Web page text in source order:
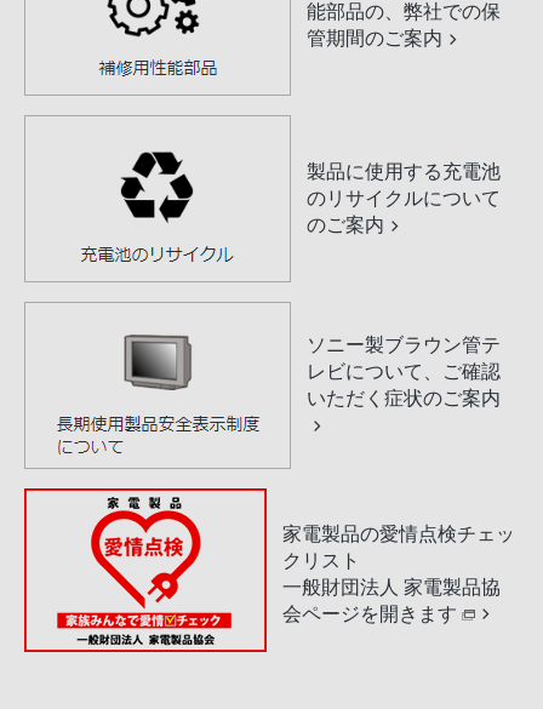
能部品の、弊社での保
管期間のご案内
製品に使用する充電池
のリサイクルについて
のご案内
ソニー製ブラウン管テ
レビについて、ご確認
いただく症状のご案内
家電製品の愛情点検チェッ
クリスト
一般財団法人 家電製品協
会ページを開きます